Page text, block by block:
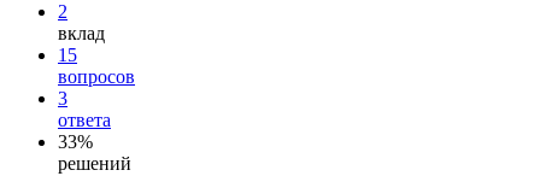
2
вклад
15
вопросов
3
ответа
33%
решений